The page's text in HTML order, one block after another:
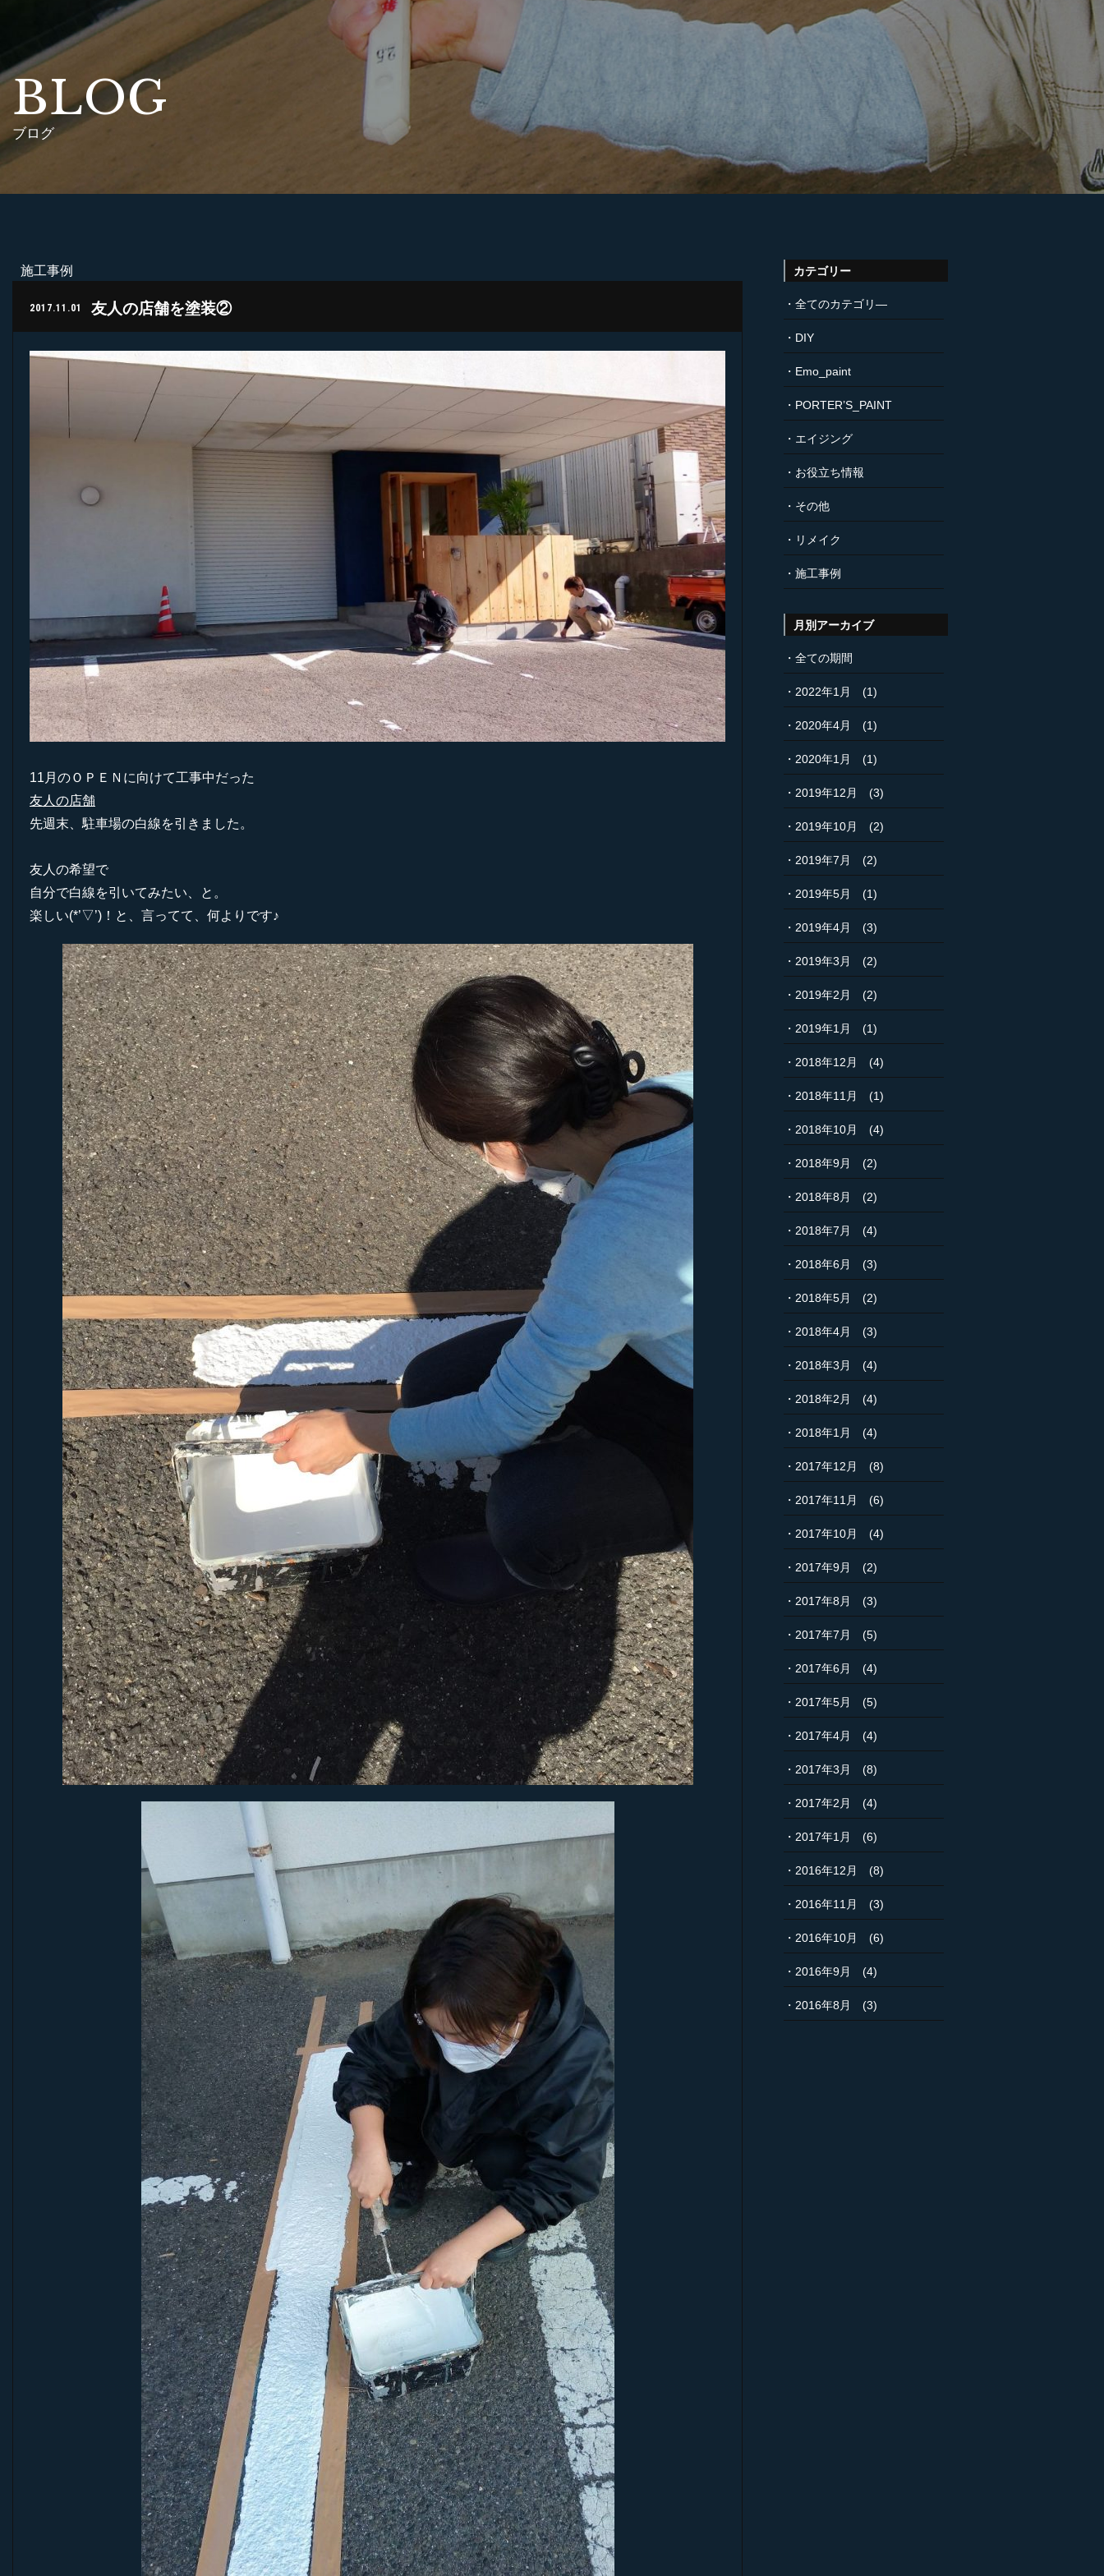
BLOG
ブログ
カテゴリー
全てのカテゴリ―
DIY
Emo_paint
PORTER’S_PAINT
エイジング
お役立ち情報
その他
リメイク
施工事例
月別アーカイブ
全ての期間
2022年1月 (1)
2020年4月 (1)
2020年1月 (1)
2019年12月 (3)
2019年10月 (2)
2019年7月 (2)
2019年5月 (1)
2019年4月 (3)
2019年3月 (2)
2019年2月 (2)
2019年1月 (1)
2018年12月 (4)
2018年11月 (1)
2018年10月 (4)
2018年9月 (2)
2018年8月 (2)
2018年7月 (4)
2018年6月 (3)
2018年5月 (2)
2018年4月 (3)
2018年3月 (4)
2018年2月 (4)
2018年1月 (4)
2017年12月 (8)
2017年11月 (6)
2017年10月 (4)
2017年9月 (2)
2017年8月 (3)
2017年7月 (5)
2017年6月 (4)
2017年5月 (5)
2017年4月 (4)
2017年3月 (8)
2017年2月 (4)
2017年1月 (6)
2016年12月 (8)
2016年11月 (3)
2016年10月 (6)
2016年9月 (4)
2016年8月 (3)
施工事例
2017.11.01 友人の店舗を塗装②
11月のＯＰＥＮに向けて工事中だった
友人の店舗
先週末、駐車場の白線を引きました。
友人の希望で
自分で白線を引いてみたい、と。
楽しい(*’▽’)！と、言ってて、何よりです♪